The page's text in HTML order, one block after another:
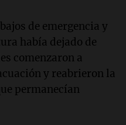
de emergencia y
había dejado de
comenzaron a
y reabrieron la
permanecían